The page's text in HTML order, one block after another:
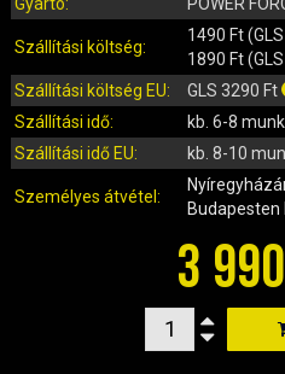
IZZÓ (ROBOGÓ, QUAD, MOTOR)
KARBURÁTOROK ÉS
KENŐANYAGOK, TISZTÍTÓK,
KIEGÉSZÍTŐK
KILÓMÉTERÓRA ÉS
KIPUFOGÓK ÉS TARTOZÉKAIK
KXD QUAD ÉS DIRT BIKE
LÁMPÁK, BÚRÁK
LÁNCKEREKEK, LÁNCOK
Szállítási költség:
1490 Ft
1890 Ft
Szállítási költség EU:
GLS 3290 Ft
Szállítási idő:
kb. 6-8
Szállítási idő EU:
kb. 8-10
Személyes átvétel:
Budapesten
3